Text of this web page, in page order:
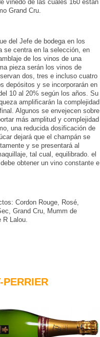
viñedo de las cuales 160 están
Grand Cru.
del Jefe de bodega en los
se centra en la selección, en
de los vinos de una
pieza serán los vinos de
dos, tres e incluso cuatro
depósitos y se incorporarán en
10 al 20% según los años. Su
amplificarán la complejidad
Algunos se envejecen sobre
más amplitud y complejidad
una reducida dosificación de
dejará que el champán se
y se presentará al
tal cual, equilibrado. el
obtener un vino constante e
Cordon Rouge, Rosé,
Grand Cru, Mumm de
Lalou.
PERRIER